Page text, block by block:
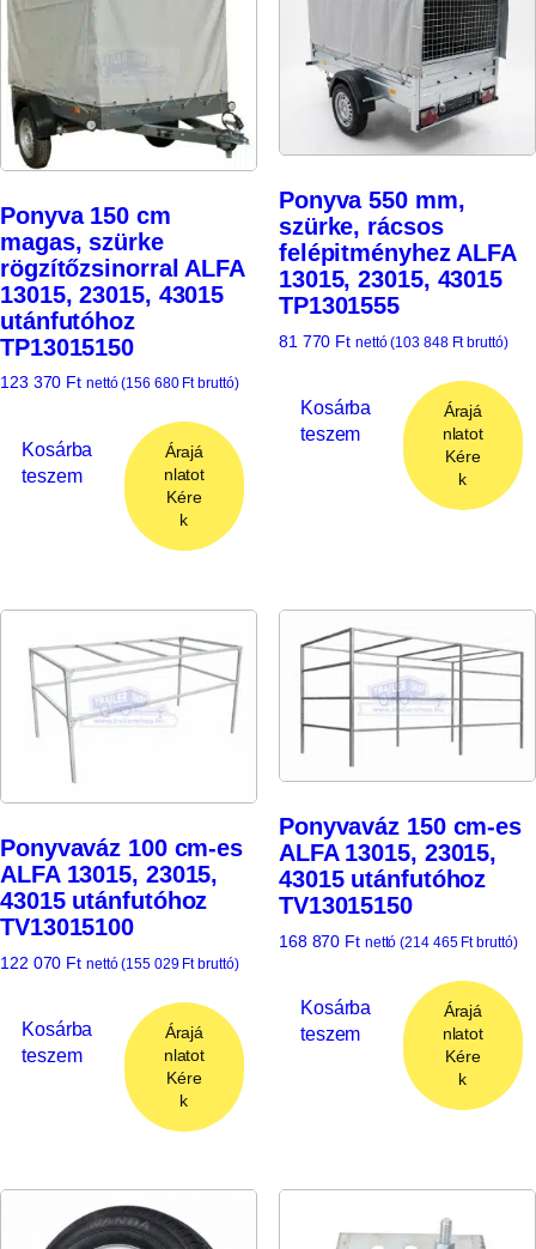
Ponyva 150 cm
magas, szürke
rögzítőzsinorral ALFA
13015, 23015, 43015
utánfutóhoz
TP13015150
123 370 Ft nettó (156 680 Ftbruttó)
Kosárba
teszem
Árajá
nlatot
Kére
k
Ponyva 550 mm,
szürke, rácsos
felépitményhez ALFA
13015, 23015, 43015
TP1301555
81 770 Ft nettó (103 848 Ftbruttó)
Kosárba
teszem
Árajá
nlatot
Kére
k
Ponyvaváz 100 cm-es
ALFA 13015, 23015,
43015 utánfutóhoz
TV13015100
122 070 Ft nettó (155 029 Ftbruttó)
Kosárba
teszem
Árajá
nlatot
Kére
k
Ponyvaváz 150 cm-es
ALFA 13015, 23015,
43015 utánfutóhoz
TV13015150
168 870 Ft nettó (214 465 Ftbruttó)
Kosárba
teszem
Árajá
nlatot
Kére
k